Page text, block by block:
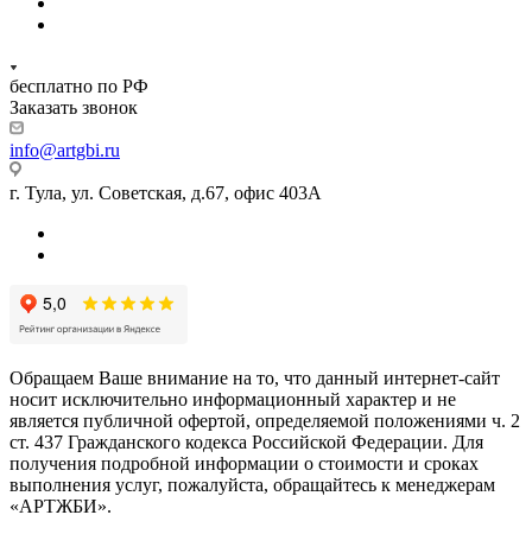
бесплатно по РФ
Заказать звонок
info@artgbi.ru
г. Тула, ул. Советская, д.67, офис 403А
Обращаем Ваше внимание на то, что данный интернет-сайт
носит исключительно информационный характер и не
является публичной офертой, определяемой положениями ч. 2
ст. 437 Гражданского кодекса Российской Федерации. Для
получения подробной информации о стоимости и сроках
выполнения услуг, пожалуйста, обращайтесь к менеджерам
«АРТЖБИ».